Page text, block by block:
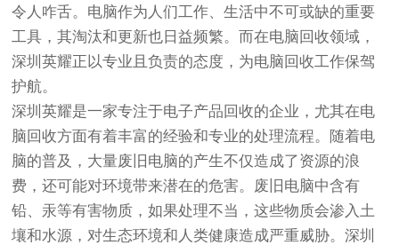
令人咋舌。电脑作为人们工作、生活中不可或缺的重要
工具，其淘汰和更新也日益频繁。而在电脑回收领域，
深圳英耀正以专业且负责的态度，为电脑回收工作保驾
护航。
深圳英耀是一家专注于电子产品回收的企业，尤其在电
脑回收方面有着丰富的经验和专业的处理流程。随着电
脑的普及，大量废旧电脑的产生不仅造成了资源的浪
费，还可能对环境带来潜在的危害。废旧电脑中含有
铅、汞等有害物质，如果处理不当，这些物质会渗入土
壤和水源，对生态环境和人类健康造成严重威胁。深圳